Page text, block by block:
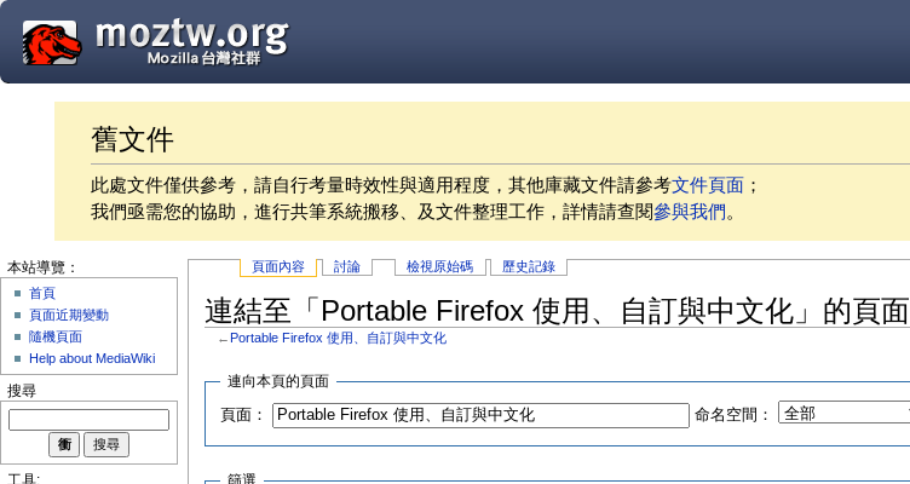
舊文件
此處文件僅供參考，請自行考量時效性與適用程度，其他庫藏文件請參考文件頁面 ；
我們亟需您的協助，進行共筆系統搬移、及文件整理工作，詳情請查閱參與我們。
頁面內容 討論 檢視原始碼 歷史記錄
連結至「Portable Firefox 使用、自訂與中文化」的頁面
← Portable Firefox 使用、自訂與中文化
連向本頁的頁面
頁面： 命名空間：
篩選
本站導覽：
首頁
頁面近期變動
隨機頁面
Help about MediaWiki
搜尋
工具: